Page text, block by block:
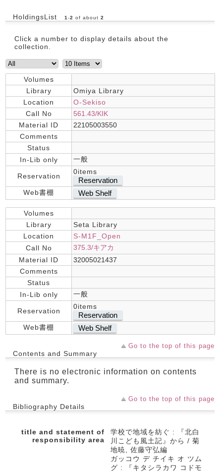
HoldingsList 1 -2 of about 2
Click a number to display details about the
collection.
Volumes
Library
Omiya Library
Location
O-Sekiso
Call No
561.43/KIK
Material ID
22105003550
Comments
Status
In-Lib only
一般
Reservation
0items
Reservation
Web書棚 Web Shelf
Volumes
Library
Seta Library
Location
S-M1F_Open
Call No
375.3/キアカ
Material ID
32005021437
Comments
Status
In-Lib only
一般
Reservation
0items
Reservation
Web書棚 Web Shelf
Go to the top of this page
Contents and Summary
There is no electronic information on contents
and summary.
Go to the top of this page
Bibliography Details
title and statement of
responsibility area
学校で地域を紡ぐ : 『北白
川こども風土記』から / 菊
地暁, 佐藤守弘編
ガッコウ デ チイキ オ ツム
グ : 『キタシラカワ コドモ